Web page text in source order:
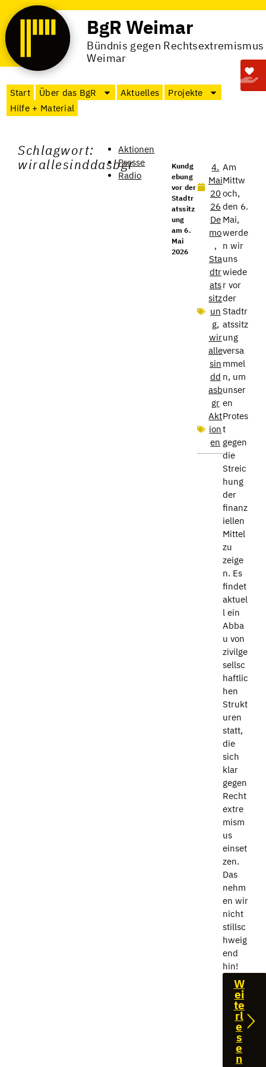
BgR Weimar
Bündnis gegen Rechtsextremismus
Weimar
Start Über das BgR Aktuelles
Projekte
Hilfe + Material
Schlagwort:
wirallesinddasbgr
Aktionen
Presse
Radio
Kundg
ebung
vor der
Stadtr
atssitz
ung
am 6.
Mai
2026
4.
Mai
20
26
De
mo
,
Sta
dtr
ats
sitz
un
g,
wir
alle
sin
dd
asb
gr
Akt
ion
en
Am
Mittw
och,
den 6.
Mai,
werde
n wir
uns
wiede
r vor
der
Stadtr
atssitz
ung
versa
mmel
n, um
unser
en
Protes
t
gegen
die
Streic
hung
der
finanz
iellen
Mittel
zu
zeige
n. Es
findet
aktuel
l ein
Abba
u von
zivilge
sellsc
haftlic
hen
Strukt
uren
statt,
die
sich
klar
gegen
Recht
extre
mism
us
einset
zen.
Das
nehm
en wir
nicht
stillsc
hweig
end
hin!
W
ei
te
rl
e
s
e
n